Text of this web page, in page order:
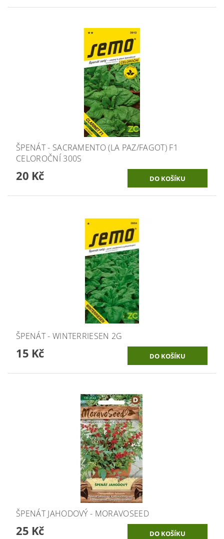
ŠPENÁT - SACRAMENTO (LA PAZ/FAGOT) F1
CELOROČNÍ 300S
20 Kč
ŠPENÁT - WINTERRIESEN 2G
15 Kč
ŠPENÁT JAHODOVÝ - MORAVOSEED
25 Kč